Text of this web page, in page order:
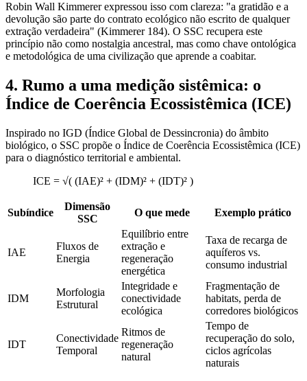
Robin Wall Kimmerer expressou isso com clareza: "a gratidão e a
devolução são parte do contrato ecológico não escrito de qualquer
extração verdadeira" (Kimmerer 184). O SSC recupera este
princípio não como nostalgia ancestral, mas como chave ontológica
e metodológica de uma civilização que aprende a coabitar.
4. Rumo a uma medição sistêmica: o
Índice de Coerência Ecossistêmica (ICE)
Inspirado no IGD (Índice Global de Dessincronia) do âmbito
biológico, o SSC propõe o Índice de Coerência Ecossistêmica (ICE)
para o diagnóstico territorial e ambiental.
ICE = √( (IAE)² + (IDM)² + (IDT)² )
Subíndice
Dimensão
SSC
O que mede Exemplo prático
IAE
Fluxos de
Energia
Equilíbrio entre
extração e
regeneração
energética
Taxa de recarga de
aquíferos vs.
consumo industrial
IDM
Morfologia
Estrutural
Integridade e
conectividade
ecológica
Fragmentação de
habitats, perda de
corredores biológicos
IDT
Conectividade
Temporal
Ritmos de
regeneração
natural
Tempo de
recuperação do solo,
ciclos agrícolas
naturais